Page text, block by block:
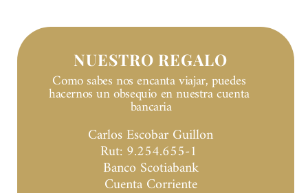
NUESTRO REGALO
Como sabes nos encanta viajar, puedes
hacernos un obsequio en nuestra cuenta
bancaria
Carlos Escobar Guillon
Rut: 9.254.655-1
Banco Scotiabank
Cuenta Corriente